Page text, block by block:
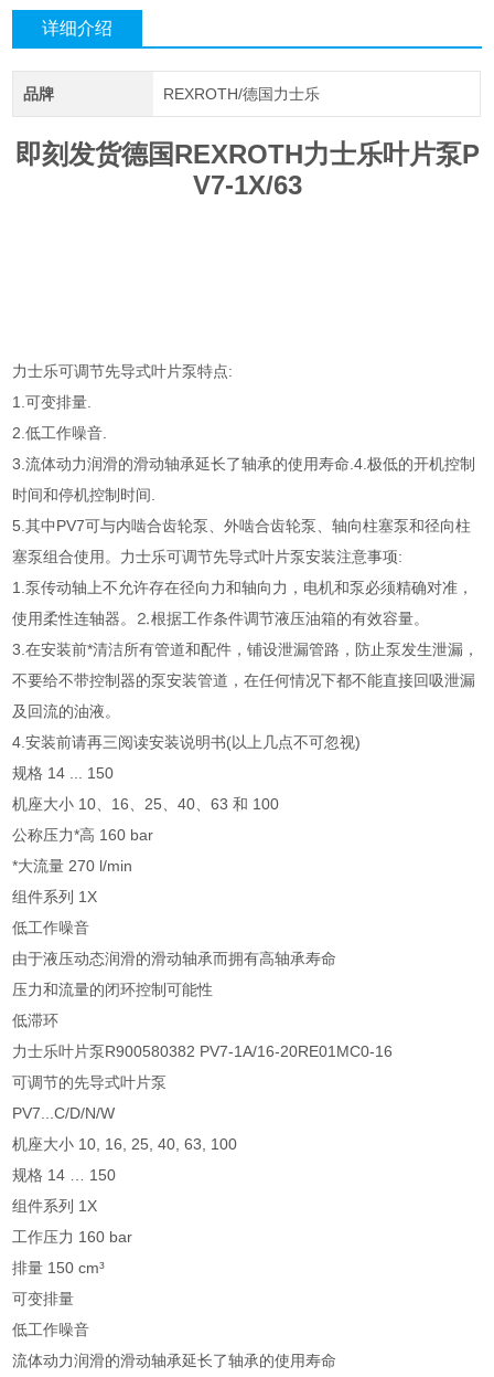
详细介绍
品牌 REXROTH/德国力士乐
即刻发货德国REXROTH力士乐叶片泵P
V7-1X/63
力士乐可调节先导式叶片泵特点:
1.可变排量.
2.低工作噪音.
3.流体动力润滑的滑动轴承延长了轴承的使用寿命.4.极低的开机控制
时间和停机控制时间.
5.其中PV7可与内啮合齿轮泵、外啮合齿轮泵、轴向柱塞泵和径向柱
塞泵组合使用。力士乐可调节先导式叶片泵安装注意事项:
1.泵传动轴上不允许存在径向力和轴向力，电机和泵必须精确对准，
使用柔性连轴器。⒉根据工作条件调节液压油箱的有效容量。
3.在安装前*清洁所有管道和配件，铺设泄漏管路，防止泵发生泄漏，
不要给不带控制器的泵安装管道，在任何情况下都不能直接回吸泄漏
及回流的油液。
4.安装前请再三阅读安装说明书(以上几点不可忽视)
规格 14 ... 150
机座大小 10、16、25、40、63 和 100
公称压力*高 160 bar
*大流量 270 l/min
组件系列 1X
低工作噪音
由于液压动态润滑的滑动轴承而拥有高轴承寿命
压力和流量的闭环控制可能性
低滞环
力士乐叶片泵R900580382 PV7-1A/16-20RE01MC0-16
可调节的先导式叶片泵
PV7...C/D/N/W
机座大小 10, 16, 25, 40, 63, 100
规格 14 … 150
组件系列 1X
工作压力 160 bar
排量 150 cm³
可变排量
低工作噪音
流体动力润滑的滑动轴承延长了轴承的使用寿命